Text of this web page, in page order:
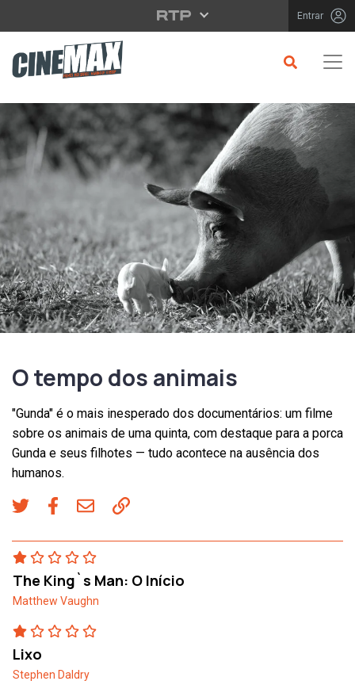
Saltar para o conteúdo principal Entrar
O tempo dos animais
"Gunda" é o mais inesperado dos documentários: um filme
sobre os animais de uma quinta, com destaque para a porca
Gunda e seus filhotes — tudo acontece na ausência dos
humanos.
The King`s Man: O Início
Matthew Vaughn
Lixo
Stephen Daldry